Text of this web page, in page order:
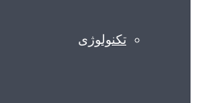
تکنولوژی